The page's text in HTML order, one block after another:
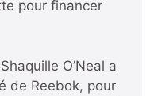
pour financer
O’Neal a
de Reebok, pour